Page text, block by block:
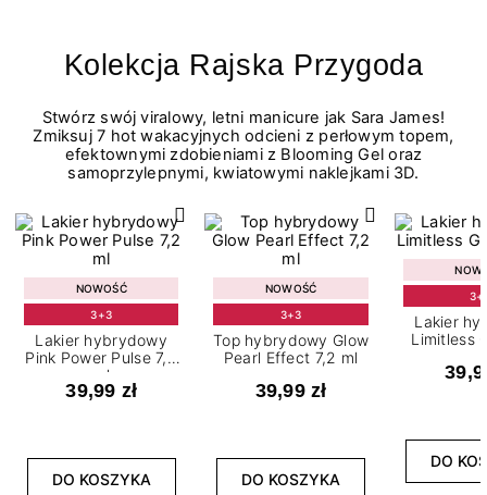
Kolekcja Rajska Przygoda
Stwórz swój viralowy, letni manicure jak Sara James!
Zmiksuj 7 hot wakacyjnych odcieni z perłowym topem,
efektownymi zdobieniami z Blooming Gel oraz
samoprzylepnymi, kwiatowymi naklejkami 3D.
NOWOŚĆ
3+3
Lakier hybrydowy
Pink Power Pulse 7,2
ml
39,99 zł
DO KOSZYKA
NOWOŚĆ
3+3
Top hybrydowy Glow
Pearl Effect 7,2 ml
39,99 zł
DO KOSZYKA
Lakier
Limitless
DO